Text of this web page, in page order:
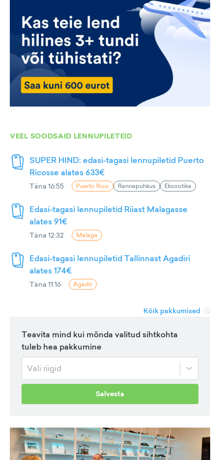
VEEL SOODSAID LENNUPILETEID
SUPER HIND: edasi-tagasi lennupiletid Puerto
Ricosse alates 633€
Täna 16:55 Puerto Rico Rannapuhkus Eksootika
Edasi-tagasi lennupiletid Riiast Malagasse
alates 91€
Täna 12:32 Malaga
Edasi-tagasi lennupiletid Tallinnast Agadiri
alates 174€
Täna 11:16 Agadir
Kõik pakkumised
Teavita mind kui mõnda valitud sihtkohta
tuleb hea pakkumine
Vali riigid
Salvesta